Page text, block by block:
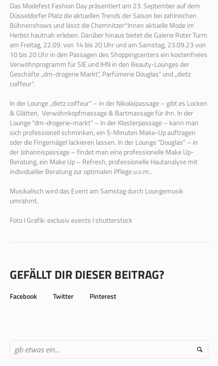
Das Modefest Fashion Day präsentiert am 23. September auf dem
Düsseldorfer Platz die aktuellen Trends der Saison bei zahlreichen
Bühnenshows und lässt die Chemnitzer*Innen aktuelle Mode im
Herbst hautnah erleben. Darüber hinaus bietet die Galerie Roter Turm
am Freitag, 22.09. von 14 bis 20 Uhr und am Samstag, 23.09.23 von
10 bis 20 Uhr in den Passagen des Shoppingcenters ein kostenfreies
Verwöhnprogramm für SIE und IHN in den Beauty-Lounges der
Geschäfte „dm-drogerie Markt“, Parfümerie Douglas“ und „dietz
coiffeur“.
In der Lounge „dietz coiffeur“ – in der Nikolaipassage – gibt es Locken
& Glätten, Verwöhnkopfmassage & Bartmassage für ihn. In der
Lounge “dm-drogerie-markt” – in der Klosterpassage – kann man
sich professionell schminken, ein 5-Minuten Make-Up auftragen
oder die Fingernägel lackieren lassen. In der Lounge “Douglas” – in
der Johannispassage – findet man eine professionelle Make Up-
Beratung, ein Make Up – Refresh, professionelle Hautanalyse mit
individueller Beratung zur optimalen Pflege u.v.m..
Musikalisch wird das Event am Samstag durch Loungemusik
umrahmt.
Foto I Grafik: exclusiv events I shutterstock
GEFÄLLT DIR DIESER BEITRAG?
Facebook Twitter Pinterest